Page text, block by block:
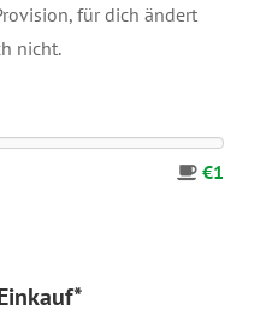
für dich ändert
nicht.
€1